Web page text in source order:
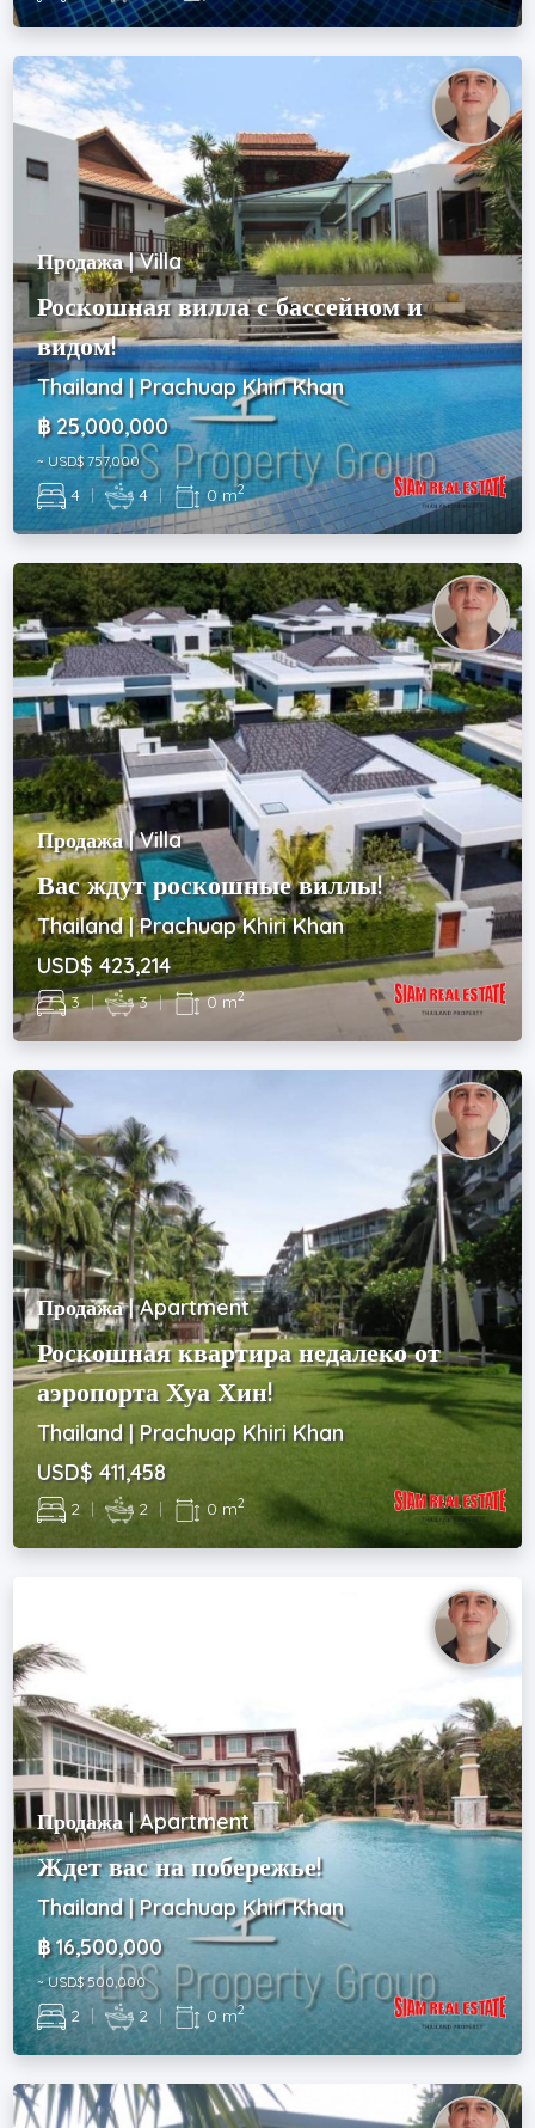
Продажа | Villa
Роскошная вилла с бассейном и
видом!
Thailand | Prachuap Khiri Khan
฿ 25,000,000
~ USD$ 757,000
4 | 4 | 0 m2
Продажа | Villa
Вас ждут роскошные виллы!
Thailand | Prachuap Khiri Khan
USD$ 423,214
3 | 3 | 0 m2
Продажа | Apartment
Роскошная квартира недалеко от
аэропорта Хуа Хин!
Thailand | Prachuap Khiri Khan
USD$ 411,458
2 | 2 | 0 m2
Продажа | Apartment
Ждет вас на побережье!
Thailand | Prachuap Khiri Khan
฿ 16,500,000
~ USD$ 500,000
2 | 2 | 0 m2